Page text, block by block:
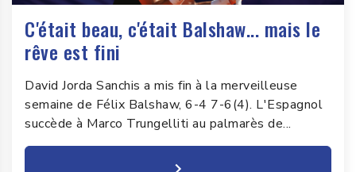
C'était beau, c'était Balshaw... mais le
rêve est fini
David Jorda Sanchis a mis fin à la merveilleuse
semaine de Félix Balshaw, 6-4 7-6(4). L'Espagnol
succède à Marco Trungelliti au palmarès de...